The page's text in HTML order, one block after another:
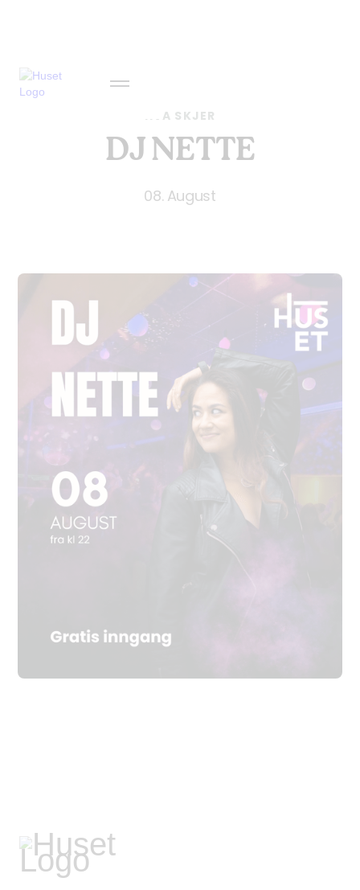
HVA SKJER
DJ NETTE
08. August